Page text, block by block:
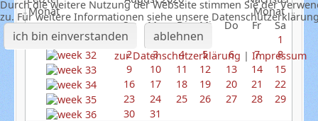
So
Mo Di Mi Do Fr
Sa
1
2
3 4 5 6 7
8
9
10 11 12 13 14
15
16
17 18 19 20 21
22
23
24 25 26 27 28
29
30
31
Durch die weitere Nutzung der Webseite stimmen Sie der
zu. Für weitere Informationen siehe unsere
ich bin einverstanden ablehnen
zur Datenschutzerklärung | Impressum